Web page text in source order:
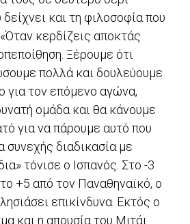
δείχνει και τη φιλοσοφία που
κερδίζεις αποκτάς
Ξέρουμε ότι
πολλά και δουλεύουμε
για τον επόμενο αγώνα,
ομάδα και θα κάνουμε
για να πάρουμε αυτό που
συνεχής διαδικασία με
τόνισε ο Ισπανός. Στο -3
+5 από τον Παναθηναϊκό, ο
επικίνδυνα. Εκτός ο
και η απουσία του Μιτάι.